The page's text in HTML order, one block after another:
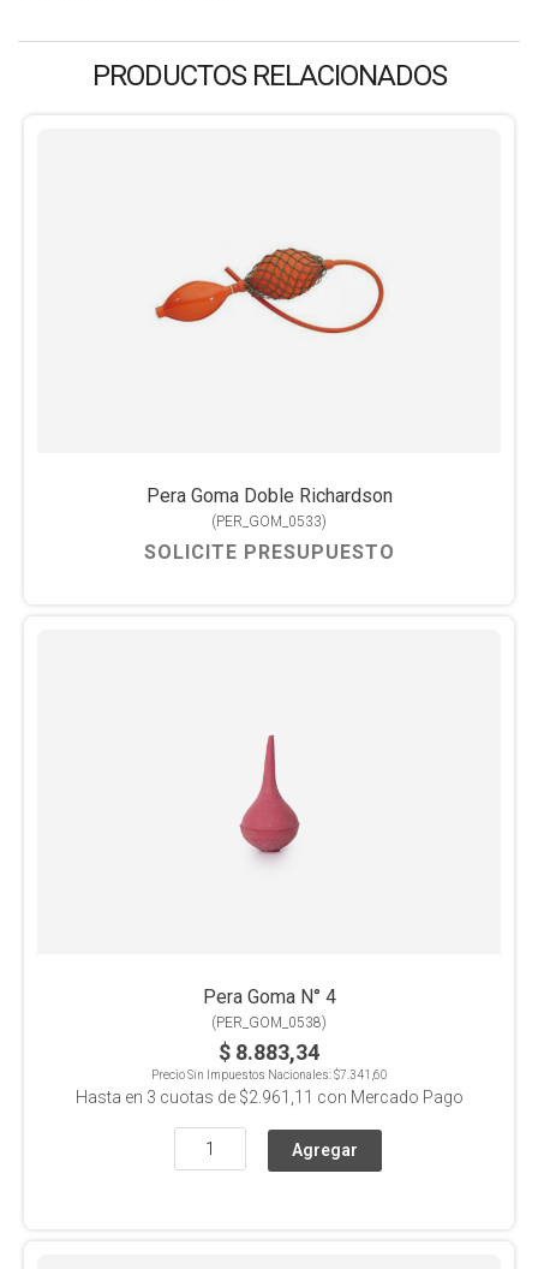
PRODUCTOS RELACIONADOS
Pera Goma Doble Richardson
(PER_GOM_0533)
SOLICITE PRESUPUESTO
Pera Goma N° 4
(PER_GOM_0538)
$ 8.883,34
Precio Sin Impuestos Nacionales:$7.341,60
Hasta en 3 cuotas de $2.961,11 con Mercado Pago